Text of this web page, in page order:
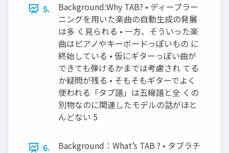
5.
Background:Why TAB? • ディープラー
ニングを用いた楽曲の自動生成の発展
は多 く見られる • 一方、そういった楽
曲はピアノやキーボードっぽいもの に
終始している • 仮にギターっぽい曲が
できても弾けるかまでは考慮され てる
か疑問が残る • そもそもギターでよく
使われる「タブ譜」は五線譜と全 くの
別物なのに関連したモデルの話がほと
んどない 5
6.
Background：What’s TAB ? • タブラチ